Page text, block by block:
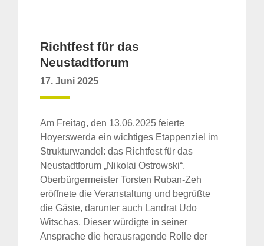
Richtfest für das
Neustadtforum
17. Juni 2025
Am Freitag, den 13.06.2025 feierte
Hoyerswerda ein wichtiges Etappenziel im
Strukturwandel: das Richtfest für das
Neustadtforum „Nikolai Ostrowski“.
Oberbürgermeister Torsten Ruban-Zeh
eröffnete die Veranstaltung und begrüßte
die Gäste, darunter auch Landrat Udo
Witschas. Dieser würdigte in seiner
Ansprache die herausragende Rolle der